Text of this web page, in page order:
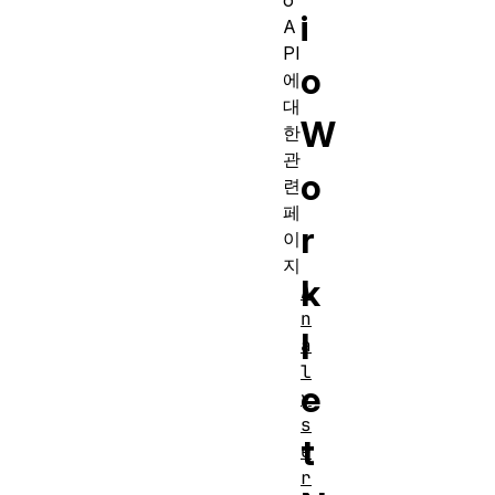
i
o
W
o
r
k
l
e
t
A
PI
에
대
한
관
련
페
이
지
A
n
a
l
y
s
e
r